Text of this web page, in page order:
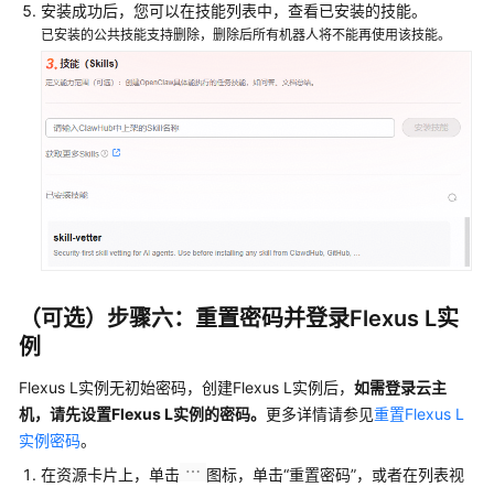
安装成功后，您可以在技能列表中，查看已安装的技能。
已安装的公共技能支持删除，删除后所有机器人将不能再使用该技能。
（可选）步骤六：重置密码并登录Flexus L实
例
Flexus L实例无初始密码，创建Flexus L实例后， 如需登录云主
机，请先设置Flexus L实例的密码。 更多详情请参见重置Flexus L
实例密码。
在资源卡片上，单击
图标，单击“重置密码”，或者在列表视